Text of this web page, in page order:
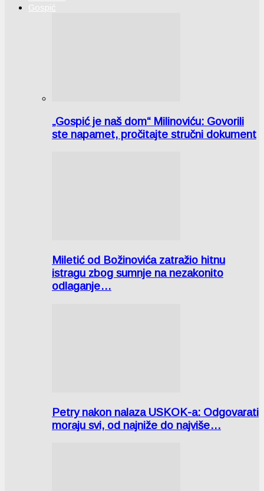
Gospić
„Gospić je naš dom“ Milinoviću: Govorili
ste napamet, pročitajte stručni dokument
Miletić od Božinovića zatražio hitnu
istragu zbog sumnje na nezakonito
odlaganje…
Petry nakon nalaza USKOK-a: Odgovarati
moraju svi, od najniže do najviše…